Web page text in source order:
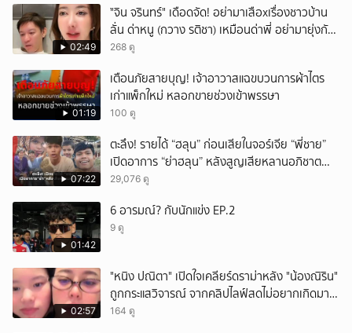
02:49
ั่"จิน จรินทร์" เดือดจัด! อย่ามาเสือxเรื่องชาวบ้าน
ลั่น ด่าหนู (กวาง รติชา) เหมือนด่าพี่ อย่ามายุ่งกับ
คนของผม จบ!!!
268 ดู
01:19
เตือนภัยสายบุญ! เจ้าอาวาสแฉขบวนการผ้าไตร
เก่าแพ็กใหม่ หลอกขายช่วงเข้าพรรษา
100 ดู
07:22
ตะลึง! รายได้ “ฮลุน” ก่อนเสียในจอร์เจีย “พี่ชาย”
เปิดอาการ “ย่าฮลุน” หลังสูญเสียหลานอภิชาต
บุตร!
29,076 ดู
01:42
6 อารมณ์? กับนักแข่ง EP.2
9 ดู
02:57
"หนิง ปณิตา" เปิดใจเคลียร์ดราม่าหลัง "น้องณิริน"
ถูกกระแสวิจารณ์ จากคลิปไลฟ์สดไม่อยากเกิดมา
หน้าเหมือนพ่อ
164 ดู